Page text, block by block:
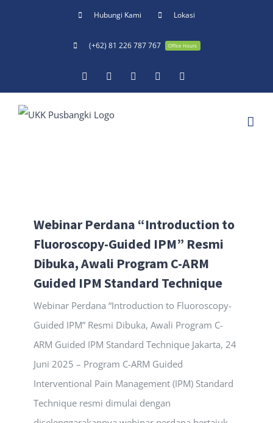
Hubungi Kami Lokasi
(+62) 81 226 787 767 Office Hours
FacebookTwitter YouTubeInstagram
Webinar Perdana “Introduction to
Fluoroscopy-Guided IPM” Resmi
Dibuka, Awali Program C-ARM
Guided IPM Standard Technique
Webinar Perdana “Introduction to Fluoroscopy-
Guided IPM” Resmi Dibuka, Awali Program C-
ARM Guided IPM Standard Technique Jakarta, 24
Juni 2025 – Program C-ARM Guided
Interventional Pain Management (IPM) Standard
Technique resmi dimulai dengan